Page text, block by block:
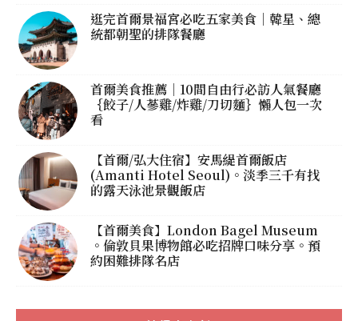
逛完首爾景福宮必吃五家美食｜韓星、總
統都朝聖的排隊餐廳
首爾美食推薦｜10間自由行必訪人氣餐廳
｛餃子/人蔘雞/炸雞/刀切麵｝懶人包一次
看
【首爾/弘大住宿】安馬緹首爾飯店
(Amanti Hotel Seoul)。淡季三千有找
的露天泳池景觀飯店
【首爾美食】London Bagel Museum
。倫敦貝果博物館必吃招牌口味分享。預
約困難排隊名店